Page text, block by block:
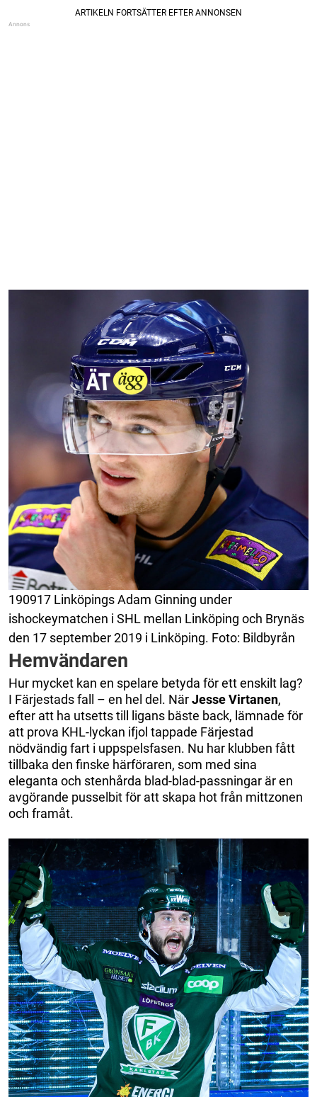
190917 Linköpings Adam Ginning under
ishockeymatchen i SHL mellan Linköping och Brynäs
den 17 september 2019 i Linköping. Foto: Bildbyrån
Hemvändaren
Hur mycket kan en spelare betyda för ett enskilt lag?
I Färjestads fall – en hel del. NärJesseVirtanen,
efter att ha utsetts till ligans bäste back, lämnade för
att prova KHL-lyckan ifjol tappade Färjestad
nödvändig fart i uppspelsfasen. Nu har klubben fått
tillbaka den finske härföraren, som med sina
eleganta och stenhårda blad-blad-passningar är en
avgörande pusselbit för att skapa hot från mittzonen
och framåt.